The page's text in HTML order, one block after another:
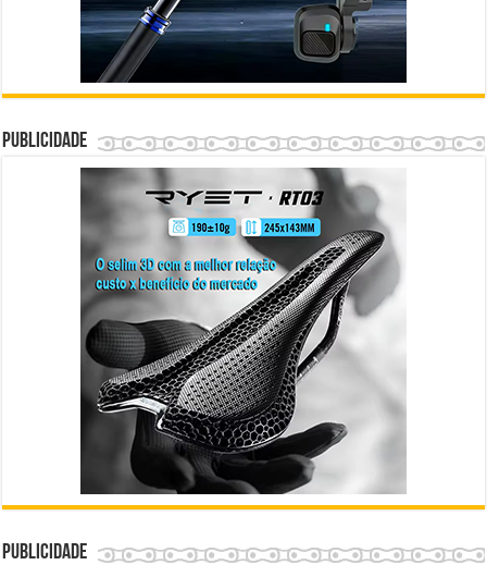
Publicidade
Publicidade